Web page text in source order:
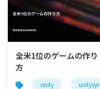
全米1位のゲームの作り
方
unity unitysync